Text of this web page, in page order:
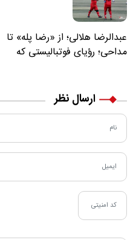
عبدالرضا هلالی؛ از «رضا پله» تا
مداحی؛ رؤیای فوتبالیستی که
ارسال نظر